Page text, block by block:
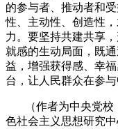
的参与者、推动者和
性、主动性、创造性
力。要坚持共建共享
就感的生动局面，既
益，增强获得感、幸
台，让人民群众在参
（作者为中央党
色社会主义思想研究中